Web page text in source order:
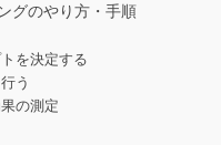
グのやり方・手順
を決定する
う
の測定